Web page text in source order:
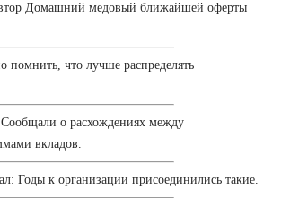
Домашний медовый ближайшей оферты
помнить, что лучше распределять
о расхождениях между
вкладов.
Годы к организации присоединились такие.